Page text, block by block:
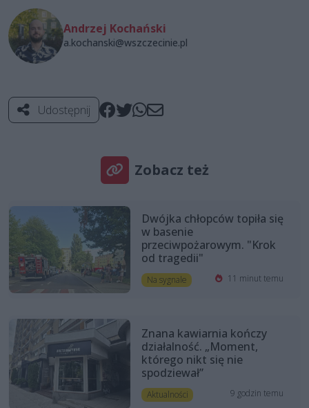
Andrzej Kochański
a.kochanski@wszczecinie.pl
Udostępnij
Zobacz też
Dwójka chłopców topiła się
w basenie
przeciwpożarowym. "Krok
od tragedii"
Na sygnale 11 minut temu
Znana kawiarnia kończy
działalność. „Moment,
którego nikt się nie
spodziewał”
Aktualności 9 godzin temu